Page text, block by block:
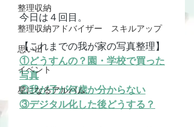
整理収納
整理収納アドバイザー スキルアップ
思い出
イベント
星になるアルバム
今日は４回目。
【これまでの我が家の写真整理】
①どうすんの？園・学校で買った
写真
②我が子が何歳か分からない
③デジタル化した後どうする？